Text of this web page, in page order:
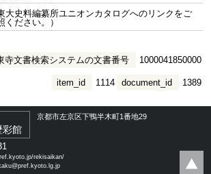
東大史料編纂所ユニオンカタログへのリンクをご
ください。）
寺文書検索システムの文書番号 1000041850000
document_id 1389
item_id 1114
彩館
京都市左京区下鴨半木町1番地29
rekisaikan/